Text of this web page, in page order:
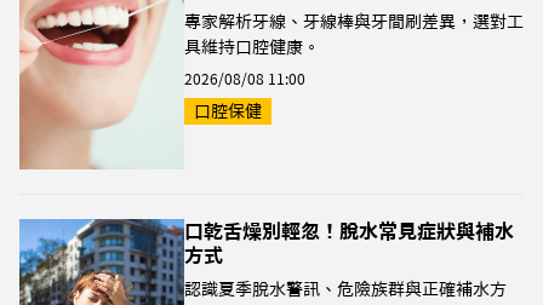
專家解析牙線、牙線棒與牙間刷差異，選對工
具維持口腔健康。
2026/08/08 11:00
口腔保健
口乾舌燥別輕忽！脫水常見症狀與補水
方式
認識夏季脫水警訊、危險族群與正確補水方